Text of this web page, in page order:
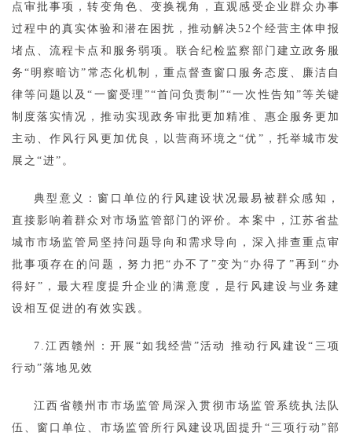
点审批事项，转变角色、变换视角，直观感受企业群众办事
过程中的真实体验和潜在困扰，推动解决52个经营主体申报
堵点、流程卡点和服务弱项。联合纪检监察部门建立政务服
务“明察暗访”常态化机制，重点督查窗口服务态度、廉洁自
律等问题以及“一窗受理”“首问负责制”“一次性告知”等关键
制度落实情况，推动实现政务审批更加精准、惠企服务更加
主动、作风行风更加优良，以营商环境之“优”，托举城市发
展之“进”。
典型意义：窗口单位的行风建设状况最易被群众感知，
直接影响着群众对市场监管部门的评价。本案中，江苏省盐
城市市场监管局坚持问题导向和需求导向，深入排查重点审
批事项存在的问题，努力把“办不了”变为“办得了”再到“办
得好”，最大程度提升企业的满意度，是行风建设与业务建
设相互促进的有效实践。
7.江西赣州：开展“如我经营”活动 推动行风建设“三项
行动”落地见效
江西省赣州市市场监管局深入贯彻市场监管系统执法队
伍、窗口单位、市场监管所行风建设巩固提升“三项行动”部